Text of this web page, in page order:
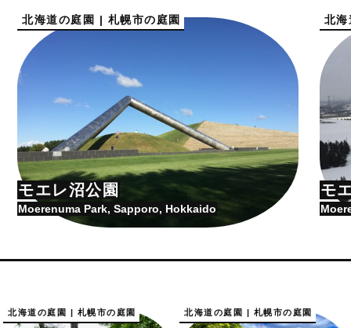
北海道の庭園 | 札幌市の庭園
モエレ沼公園
Moerenuma Park, Sapporo, Hokkaido
北
モ
北海道の庭園 | 札幌市の庭園 北海道の庭園 | 札幌市の庭園